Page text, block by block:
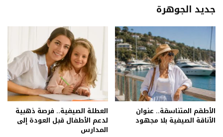
جديد الجوهرة
الأطقم المتناسقة.. عنوان
الأناقة الصيفية بلا مجهود
العطلة الصيفية.. فرصة ذهبية
لدعم الأطفال قبل العودة إلى
المدارس